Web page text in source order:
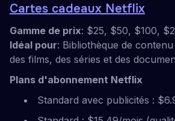
Cartes cadeaux Netflix
Gamme de prix: $25, $50, $100,
Idéal pour: Bibliothèque de
des films, des séries et des
Plans d'abonnement Netflix
Standard avec publicités :